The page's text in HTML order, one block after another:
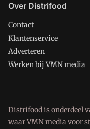
Over Distrifood
Contact
Klantenservice
Adverteren
Werken bij VMN media
Distrifood is onderdeel
waar VMN media voor